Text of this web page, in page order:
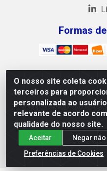
O nosso site coleta
terceiros para
personalizada ao
relevante de acordo
qualidade do nosso site.
Aceitar
Negar
Preferências de Cookies
Formas
Mix Alimentos LTDA -
Alameda 02, S/N - Plano
77.006-540 -